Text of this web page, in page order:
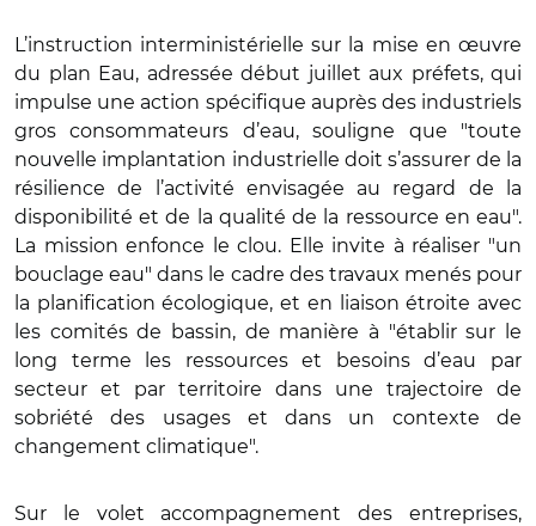
L’instruction interministérielle sur la mise en œuvre
du plan Eau, adressée début juillet aux préfets, qui
impulse une action spécifique auprès des industriels
gros consommateurs d’eau, souligne que "toute
nouvelle implantation industrielle doit s’assurer de la
résilience de l’activité envisagée au regard de la
disponibilité et de la qualité de la ressource en eau".
La mission enfonce le clou. Elle invite à réaliser "un
bouclage eau" dans le cadre des travaux menés pour
la planification écologique, et en liaison étroite avec
les comités de bassin, de manière à "établir sur le
long terme les ressources et besoins d’eau par
secteur et par territoire dans une trajectoire de
sobriété des usages et dans un contexte de
changement climatique".
Sur le volet accompagnement des entreprises,